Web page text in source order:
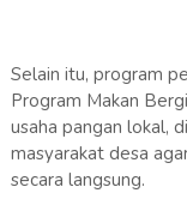
Selain itu, program
Program Makan
usaha pangan lokal,
masyarakat desa
secara langsung.